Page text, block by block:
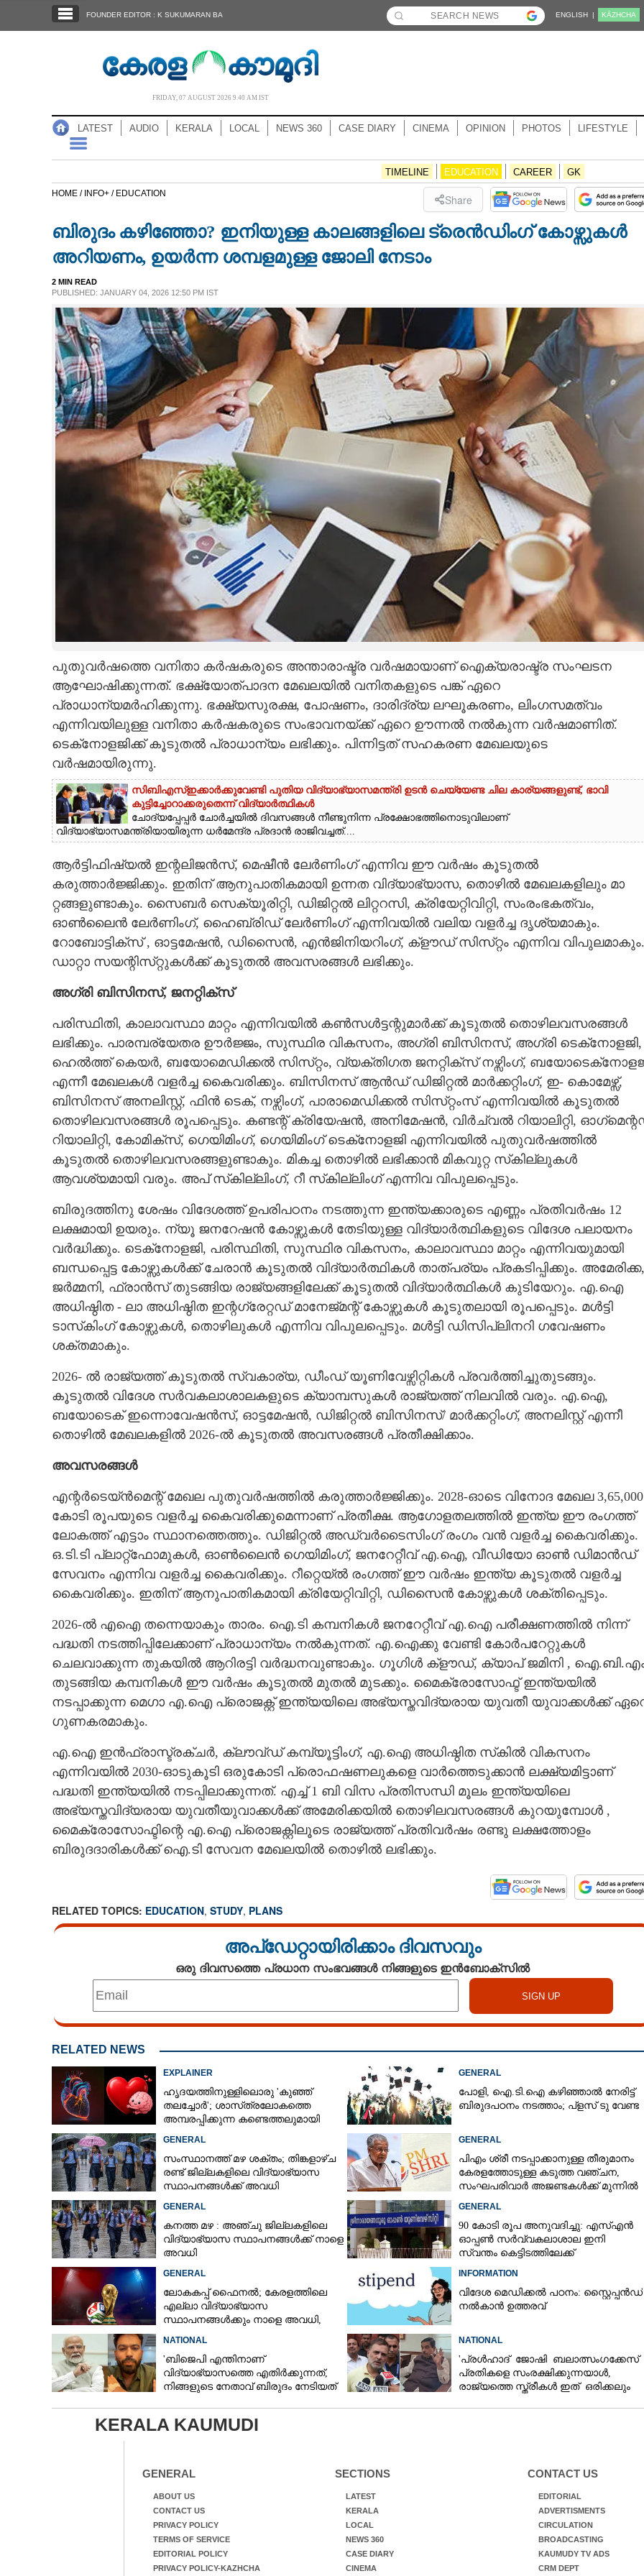
NOTIFIED NEWS
NEWS 360
CASE DIARY
LIFESTYLE
CARTOONS
LITERATURE
CONTACT US
FOUNDER EDITOR : K SUKUMARAN BA ENGLISH | KĀZHCHA
FRIDAY, 07 AUGUST 2026 9.40 AM IST
LATEST AUDIO KERALA LOCAL NEWS 360 CASE DIARY CINEMA OPINION PHOTOS LIFESTYLE
TIMELINE EDUCATION CAREER GK
HOME / INFO+ / EDUCATION Share
ബിരുദം കഴിഞ്ഞോ? ഇനിയുള്ള കാലങ്ങളിലെ ട്രെൻഡിംഗ് കോഴ്സുകൾ
അറിയണം, ഉയർന്ന ശമ്പളമുള്ള ജോലി നേടാം
2 MIN READ
PUBLISHED: JANUARY 04, 2026 12:50 PM IST
പുതുവർഷത്തെ വനിതാ കർഷകരുടെ അന്താരാഷ്ട്ര വർഷമായാണ് ഐക്യരാഷ്ട്ര സംഘടന
ആഘോഷിക്കുന്നത്. ഭക്ഷ്യോത്പാദന മേഖലയിൽ വനിതകളുടെ പങ്ക് ഏറെ
പ്രാധാന്യമർഹിക്കുന്നു. ഭക്ഷ്യസുരക്ഷ, പോഷണം, ദാരിദ്ര്യ ലഘൂകരണം, ലിംഗസമത്വം
എന്നിവയിലുള്ള വനിതാ കർഷകരുടെ സംഭാവനയ്ക്ക് ഏറെ ഊന്നൽ നൽകുന്ന വർഷമാണിത്.
ടെക്‌നോളജിക്ക് കൂടുതൽ പ്രാധാന്യം ലഭിക്കും. പിന്നിട്ടത് സഹകരണ മേഖലയുടെ
വർഷമായിരുന്നു.
സിബിഎസ്ഇക്കാർക്കുവേണ്ടി പുതിയ വിദ്യാഭ്യാസമന്ത്രി ഉടൻ ചെയ്യേണ്ട ചില കാര്യങ്ങളുണ്ട്, ഭാവി
കുട്ടിച്ചോറാക്കരുതെന്ന് വിദ്യാർത്ഥികൾ
ചോദ്യപ്പേപ്പർ ചോർച്ചയിൽ ദിവസങ്ങൾ നീണ്ടുനിന്ന പ്രക്ഷോഭത്തിനൊടുവിലാണ്
വിദ്യാഭ്യാസമന്ത്രിയായിരുന്ന ധർമേന്ദ്ര പ്രദാൻ രാജിവച്ചത്....
ആർട്ടിഫിഷ്യൽ ഇന്റലിജൻസ്, മെഷീൻ ലേർണിംഗ് എന്നിവ ഈ വ‌ർഷം കൂടുതൽ
കരുത്താർജ്ജിക്കും. ഇതിന് ആനുപാതികമായി ഉന്നത വിദ്യാഭ്യാസ,​ തൊഴിൽ മേഖലകളിലും മാ​
റ്റങ്ങളുണ്ടാകും. സൈബർ സെക്യൂരി​റ്റി, ഡിജി​റ്റൽ ലി​റ്ററസി, ക്രിയേ​റ്റിവി​റ്റി, സംരംഭകത്വം,
ഓൺലൈൻ ലേർണിംഗ്, ഹൈബ്രിഡ് ലേർണിംഗ് എന്നിവയിൽ വലിയ വളർച്ച ദൃശ്യമാകും.
റോബോട്ടിക്സ് , ഓട്ടമേഷൻ, ഡിസൈൻ, എൻജിനിയറിംഗ്, ക്ളൗഡ് സിസ്​റ്റം എന്നിവ വിപുലമാകും.
‌ഡാ​റ്റാ സയന്റിസ്​റ്റുകൾക്ക് കൂടുതൽ അവസരങ്ങൾ ലഭിക്കും.
അഗ്രി ബിസിനസ്,​ ജനറ്റിക്സ്
പരിസ്ഥിതി, കാലാവസ്ഥാ മാ​റ്റം എന്നിവയിൽ കൺസൾട്ടന്റുമാർക്ക് കൂടുതൽ തൊഴിലവസരങ്ങൾ
ലഭിക്കും. പാരമ്പര്യേതര ഊർജ്ജം, സുസ്ഥിര വികസനം, അഗ്രി ബിസിനസ്, അഗ്രി ടെക്‌നോളജി,
ഹെൽത്ത് കെയർ, ബയോമെഡിക്കൽ സിസ്​റ്റം, വ്യക്തിഗത ജന​റ്റിക്സ് നഴ്സിംഗ്,
എന്നീ മേഖലകൾ വളർച്ച കൈവരിക്കും. ബിസിനസ് ആൻഡ് ഡിജി​റ്റൽ മാർക്ക​റ്റിംഗ്, ഇ- കൊമേഴ്സ്,
ബിസിനസ് അനലിസ്റ്റ്, ഫിൻ ടെക്, നഴ്സിംഗ്, പാരാമെഡിക്കൽ സിസ്​റ്റംസ് എന്നിവയിൽ കൂടുതൽ
തൊഴിലവസരങ്ങൾ രൂപപ്പെടും. കണ്ടന്റ് ക്രിയേഷൻ, അനിമേഷൻ, വിർച്വൽ റിയാലി​റ്റി,
റിയാലി​റ്റി, കോമിക്സ്, ഗെയിമിംഗ്, ഗെയിമിംഗ് ടെക്‌നോളജി എന്നിവയിൽ പുതുവർഷത്തിൽ
കൂടുതൽ തൊഴിലവസരങ്ങളുണ്ടാകും. മികച്ച തൊഴിൽ ലഭിക്കാൻ മികവു​റ്റ സ്‌കില്ലുകൾ
ആവശ്യമായി വരും. അപ് സ്‌കില്ലിംഗ്,​ റീ സ്‌കില്ലിംഗ് എന്നിവ വിപുലപ്പെടും.
ബിരുദത്തിനു ശേഷം വിദേശത്ത് ഉപരിപഠനം നടത്തുന്ന ഇന്ത്യക്കാരുടെ എണ്ണം പ്രതിവർഷം 12
ലക്ഷമായി ഉയരും. ന്യൂ ജനറേഷൻ കോഴ്സുകൾ തേടിയുള്ള വിദ്യാർത്ഥികളുടെ വിദേശ പലായനം
വർദ്ധിക്കും. ടെക്‌നോളജി, പരിസ്ഥിതി, സുസ്ഥിര വികസനം, കാലാവസ്ഥാ മാ​റ്റം എന്നിവയുമായി
ബന്ധപ്പെട്ട കോഴ്സുകൾക്ക് ചേരാൻ കൂടുതൽ വിദ്യാർത്ഥികൾ താത്പര്യം പ്രകടിപ്പിക്കും. അമേരിക്ക,
ജർമ്മനി, ഫ്രാൻസ് തുടങ്ങിയ രാജ്യങ്ങളിലേക്ക് കൂടുതൽ വിദ്യാർത്ഥികൾ കുടിയേറും. എ.ഐ
അധിഷ്ഠിത - ലാ അധിഷ്ഠിത ഇന്റഗ്രേ​റ്റഡ് മാനേജ്മന്റ് കോഴ്സുകൾ കൂടുതലായി രൂപപ്പെടും. മൾട്ടി
ടാസ്‌കിംഗ് കോഴ്സുകൾ, തൊഴിലുകൾ എന്നിവ വിപുലപ്പെടും. മൾട്ടി ഡിസിപ്ലിനറി ഗവേഷണം
ശക്തമാകും.
2026- ൽ രാജ്യത്ത് കൂടുതൽ സ്വകാര്യ, ഡീംഡ് യൂണിവേഴ്സി​റ്റികൾ പ്രവർത്തിച്ചുതുടങ്ങും.
കൂടുതൽ വിദേശ സർവകലാശാലകളുടെ ക്യാമ്പസുകൾ രാജ്യത്ത് നിലവിൽ വരും. എ.ഐ,
ബയോടെക് ഇന്നൊവേഷൻസ്, ഓട്ടമേഷൻ, ഡിജി​റ്റൽ ബിസിനസ്/ മാർക്ക​റ്റിംഗ്, അനലിസ്റ്റ് എന്നീ
തൊഴിൽ മേഖലകളിൽ 2026-ൽ കൂടുതൽ അവസരങ്ങൾ പ്രതീക്ഷിക്കാം.
അവസരങ്ങൾ
എന്റർടെയ്ൻമെന്റ് മേഖല പുതുവർഷത്തിൽ കരുത്താർജ്ജിക്കും. 2028-ഓടെ വിനോദ മേഖല 3,​65,​000
കോടി രൂപയുടെ വളർച്ച കൈവരിക്കുമെന്നാണ് പ്രതീക്ഷ. ആഗോളതലത്തിൽ ഇന്ത്യ ഈ രംഗത്ത്
ലോകത്ത് എട്ടാം സ്ഥാനത്തെത്തും. ഡിജി​റ്റൽ അഡ്വർടൈസിംഗ് രംഗം വൻ വളർച്ച കൈവരിക്കും.
ഒ.ടി.ടി പ്ലാ​റ്റ്ഫോമുകൾ, ഓൺലൈൻ ഗെയിമിംഗ്, ജനറേ​റ്റീവ് എ.ഐ, വീഡിയോ ഓൺ ഡിമാൻഡ്
സേവനം എന്നിവ വളർച്ച കൈവരിക്കും. റീ​റ്റെയ്ൽ രംഗത്ത് ഈ വ‌ർഷം ഇന്ത്യ കൂടുതൽ വളർച്ച
കൈവരിക്കും. ഇതിന് ആനുപാതികമായി ക്രിയേ​റ്റിവി​റ്റി, ഡിസൈൻ കോഴ്സുകൾ ശക്തിപ്പെടും.
2026-ൽ എഐ തന്നെയാകും താരം. ഐ.ടി കമ്പനികൾ ജനറേ​റ്റീവ് എ.ഐ പരീക്ഷണത്തിൽ നിന്ന്
പദ്ധതി നടത്തിപ്പിലേക്കാണ് പ്രാധാന്യം നൽകുന്നത്. എ.ഐക്കു വേണ്ടി കോർപറേ​റ്റുകൾ
ചെലവാക്കുന്ന തുകയിൽ ആറിരട്ടി വർദ്ധനവുണ്ടാകും. ഗൂഗിൾ ക്ളൗഡ്, ക്യാപ് ജമിനി ,
തുടങ്ങിയ കമ്പനികൾ ഈ വർഷം കൂടുതൽ മുതൽ മുടക്കും. മൈക്രോസോഫ്ട് ഇന്ത്യയിൽ
നടപ്പാക്കുന്ന മെഗാ എ.ഐ പ്രൊജക്റ്റ് ഇന്ത്യയിലെ അഭ്യസ്തവിദ്യരായ യുവതീ യുവാക്കൾക്ക്
ഗുണകരമാകും.
എ.ഐ ഇൻഫ്രാസ്ട്രക്ചർ, ക്ലൗവ്ഡ് കമ്പ്യൂട്ടിംഗ്, എ.ഐ അധിഷ്ഠിത സ്‌കിൽ വികസനം
എന്നിവയിൽ 2030-ഓടുകൂടി ഒരുകോടി പ്രൊഫഷണലുകളെ വാർത്തെടുക്കാൻ ലക്ഷ്യമിട്ടാണ്
പദ്ധതി ഇന്ത്യയിൽ നടപ്പിലാക്കുന്നത്. എച്ച് 1 ബി വിസ പ്രതിസന്ധി മൂലം ഇന്ത്യയിലെ
അഭ്യസ്തവിദ്യരായ യുവതീയുവാക്കൾക്ക് അമേരിക്കയിൽ തൊഴിലവസരങ്ങൾ കുറയുമ്പോൾ ,
മൈക്രോസോഫ്ടിന്റെ എ.ഐ പ്രൊജക്റ്റിലൂടെ രാജ്യത്ത് പ്രതിവർഷം രണ്ടു ലക്ഷത്തോളം
ബിരുദദാരികൾക്ക് ഐ.ടി സേവന മേഖലയിൽ തൊഴിൽ ലഭിക്കും.
RELATED TOPICS: EDUCATION, STUDY, PLANS
അപ്ഡേറ്റായിരിക്കാം ദിവസവും
ഒരു ദിവസത്തെ പ്രധാന സംഭവങ്ങൾ നിങ്ങളുടെ ഇൻബോക്സിൽ
RELATED NEWS
EXPLAINER
ഹൃദയത്തിനുള്ളിലൊരു 'കുഞ്ഞ്
തലച്ചോർ'; ശാസ്‌ത്രലോകത്തെ
അമ്പരപ്പിക്കുന്ന കണ്ടെത്തലുമായി
GENERAL
പോളി, ഐ.ടി.ഐ കഴിഞ്ഞാൽ നേരിട്ട്
ബിരുദപഠനം നടത്താം; പ്ളസ് ടു വേണ്ട
GENERAL
സംസ്ഥാനത്ത് മഴ ശക്തം; തിങ്കളാഴ്ച
രണ്ട് ജില്ലകളിലെ വിദ്യാഭ്യാസ
സ്ഥാപനങ്ങൾക്ക് അവധി
GENERAL
പിഎം ശ്രീ നടപ്പാക്കാനുള്ള തീരുമാനം
കേരളത്തോടുള്ള കടുത്ത വഞ്ചന,​
സംഘപരിവാർ അജണ്ടകൾക്ക് മുന്നിൽ
GENERAL
കനത്ത മഴ : അഞ്ചു ജില്ലകളിലെ
വിദ്യാഭ്യാസ സ്ഥാപനങ്ങൾക്ക് നാളെ
അവധി
GENERAL
90 കോടി രൂപ അനുവദിച്ചു: എസ്എൻ
ഓപ്പൺ സർവ്വകലാശാല ഇനി
സ്വന്തം കെട്ടിടത്തിലേക്ക്
GENERAL
ലോകകപ്പ് ഫൈനൽ; കേരളത്തിലെ
എല്ലാ വിദ്യാഭ്യാസ
സ്ഥാപനങ്ങൾക്കും നാളെ അവധി,​
INFORMATION
വിദേശ മെഡിക്കൽ പഠനം: സ്റ്റൈപ്പൻഡ്
നൽകാൻ ഉത്തരവ്
NATIONAL
'ബിജെപി എന്തിനാണ്
വിദ്യാഭ്യാസത്തെ എതിർക്കുന്നത്,
നിങ്ങളുടെ നേതാവ് ബിരുദം നേടിയത്
NATIONAL
'പ്രൾഹാദ് ജോഷി ബലാത്സംഗക്കേസ്
പ്രതികളെ സംരക്ഷിക്കുന്നയാൾ,
രാജ്യത്തെ സ്ത്രീകൾ ഇത് ഒരിക്കലും
KERALA KAUMUDI
GENERAL
ABOUT US
CONTACT US
PRIVACY POLICY
TERMS OF SERVICE
EDITORIAL POLICY
PRIVACY POLICY-KAZHCHA
SECTIONS
LATEST
KERALA
LOCAL
NEWS 360
CASE DIARY
CINEMA
CONTACT US
EDITORIAL
ADVERTISMENTS
CIRCULATION
BROADCASTING
KAUMUDY TV ADS
CRM DEPT
ബിരുദം കഴിഞ്ഞോ? ഇനിയുള്ള
കാലങ്ങളിലെ ട്രെൻഡിംഗ് കോഴ്സുകൾ
അറിയണം, ഉയർന്ന ശമ്പളമുള്ള ജോലി
നേടാം
Copy Link